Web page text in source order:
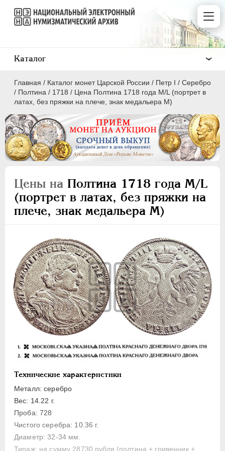
Главная / Каталог монет Царской России / Пeтр I / Серебро
/ Полтина / 1718 / Цена Полтина 1718 года M/L (портрет в
латах, без пряжки на плече, знак медальера М)
Цены на Полтина 1718 года M/L
(портрет в латах, без пряжки на
плече, знак медальера М)
Технические характеристики
Металл: серебро
Вес: 14.22 г.
Проба: 728
Чистого серебра: 10.36 г.
Диаметр: 32-34 мм.
Тираж: на сумму 28730 рубля (полтина + гривенник +
Каталог
ПEТР I 1699 - 1725
Серебро
1 рубль
Полтина
Гривенник
Гривна
10 денег
5 копеек
Алтын(ник)
1 копейка
Пробные
Монетовидные жетоны
ЕКАТЕРИНА I
ПЕТР II
1727-1729
АННА ИОАННОВНА 1730-1740
ИОАНН АНТОНОВИЧ